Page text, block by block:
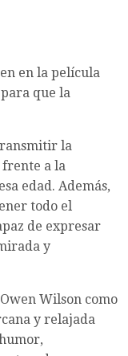
en la película
que la
la
a la
edad. Además,
todo el
de expresar
y
Wilson como
y relajada